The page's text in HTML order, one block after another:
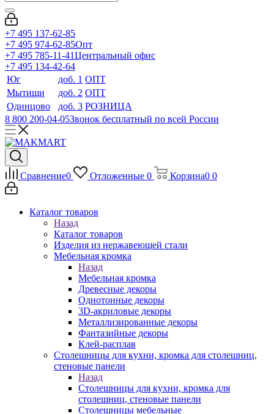
+7 495 137-62-85
+7 495 974-62-85Опт
+7 495 785-11-41Центральный офис
+7 495 134-42-64
Юг
доб. 1 ОПТ
Мытищи
доб. 2 ОПТ
Одинцово
доб. 3 РОЗНИЦА
8 800 200-04-05Звонок бесплатный по всей России
Сравнение0 Отложенные 0 Корзина0 0
Каталог товаров
Назад
Каталог товаров
Изделия из нержавеющей стали
Мебельная кромка
Назад
Мебельная кромка
Древесные декоры
Однотонные декоры
3D-акриловые декоры
Металлизированные декоры
Фантазийные декоры
Клей-расплав
Столешницы для кухни, кромка для столешниц,
стеновые панели
Назад
Столешницы для кухни, кромка для
столешниц, стеновые панели
Столешницы мебельные